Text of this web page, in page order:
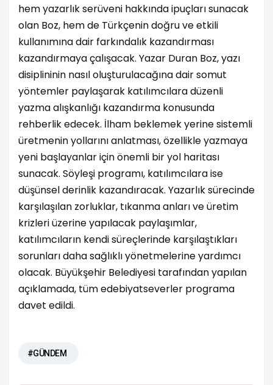
hem yazarlık serüveni hakkında ipuçları sunacak
olan Boz, hem de Türkçenin doğru ve etkili
kullanımına dair farkındalık kazandırması
kazandırmaya çalışacak. Yazar Duran Boz, yazı
disiplininin nasıl oluşturulacağına dair somut
yöntemler paylaşarak katılımcılara düzenli
yazma alışkanlığı kazandırma konusunda
rehberlik edecek. İlham beklemek yerine sistemli
üretmenin yollarını anlatması, özellikle yazmaya
yeni başlayanlar için önemli bir yol haritası
sunacak. Söyleşi programı, katılımcılara ise
düşünsel derinlik kazandıracak. Yazarlık sürecinde
karşılaşılan zorluklar, tıkanma anları ve üretim
krizleri üzerine yapılacak paylaşımlar,
katılımcıların kendi süreçlerinde karşılaştıkları
sorunları daha sağlıklı yönetmelerine yardımcı
olacak. Büyükşehir Belediyesi tarafından yapılan
açıklamada, tüm edebiyatseverler programa
davet edildi.
#GÜNDEM